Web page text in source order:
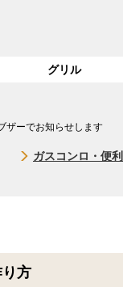
グリル
ザーでお知らせします
ガスコンロ・便
方